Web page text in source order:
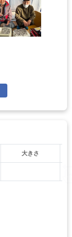
大きさ